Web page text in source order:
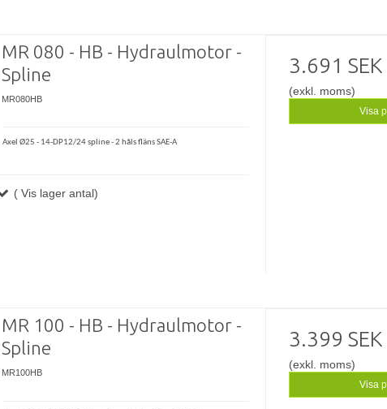
MR 080 - HB - Hydraulmotor -
Spline
MR080HB
Axel Ø25 - 14-DP12/24 spline - 2 håls flänsSAE-A
( Vis lager antal)
3.691 SEK
(exkl. moms)
Visa
MR 100 - HB - Hydraulmotor -
Spline
MR100HB
3.399 SEK
(exkl. moms)
Visa